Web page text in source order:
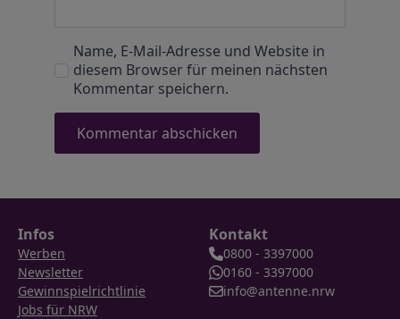
Name, E-Mail-Adresse und Website in
diesem Browser für meinen nächsten
Kommentar speichern.
Infos
Werben
Newsletter
Gewinnspielrichtlinie
Jobs für NRW
Kontakt
0800 - 3397000
0160 - 3397000
info@antenne.nrw